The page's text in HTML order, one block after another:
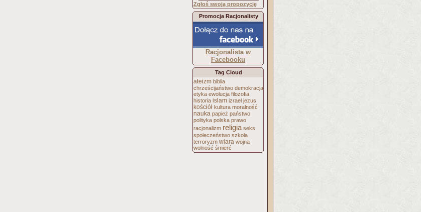
Zgłoś swoją propozycję
Promocja Racjonalisty
Racjonalista w
Facebooku
Tag Cloud
ateizm biblia
chrześcijaństwo demokracja
etyka ewolucja filozofia
historia islam izrael jezus
kościół kultura moralność
nauka papież państwo
polityka polska prawo
racjonalizm religia seks
społeczeństwo szkoła
terroryzm wiara wojna
wolność śmierć